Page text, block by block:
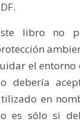
libro no
el entorno
debería
en
es sólo si